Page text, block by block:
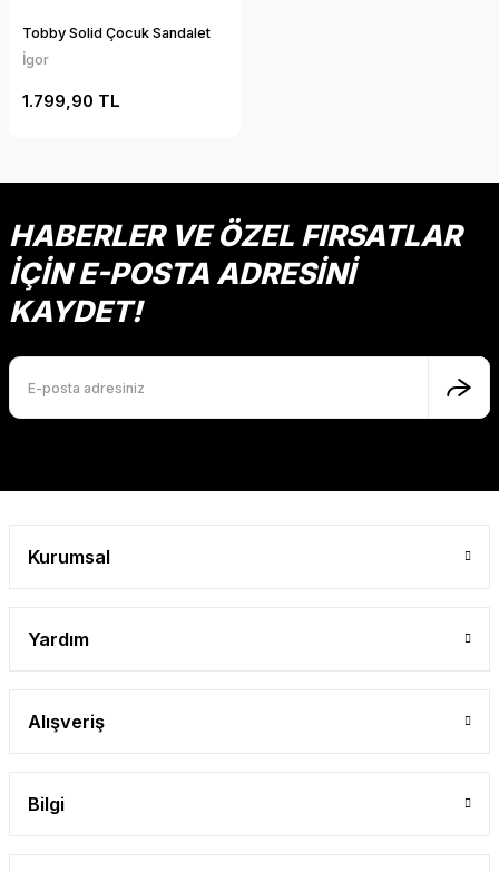
Tobby Solid Çocuk Sandalet
İgor
1.799,90 TL
HABERLER VE ÖZEL FIRSATLAR
İÇİN E-POSTA ADRESİNİ
KAYDET!
Kurumsal
Yardım
Alışveriş
Bilgi